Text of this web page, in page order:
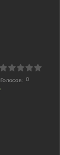
Голосов: 0